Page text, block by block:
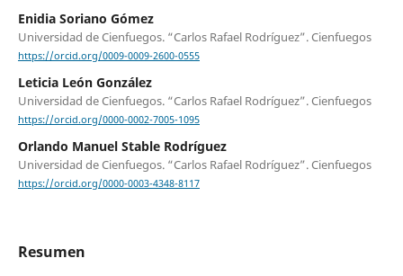
Enidia Soriano Gómez
Universidad de Cienfuegos. “Carlos Rafael Rodríguez”. Cienfuegos
https://orcid.org/0009-0009-2600-0555
Leticia León González
Universidad de Cienfuegos. “Carlos Rafael Rodríguez”. Cienfuegos
https://orcid.org/0000-0002-7005-1095
Orlando Manuel Stable Rodríguez
Universidad de Cienfuegos. “Carlos Rafael Rodríguez”. Cienfuegos
https://orcid.org/0000-0003-4348-8117
Resumen